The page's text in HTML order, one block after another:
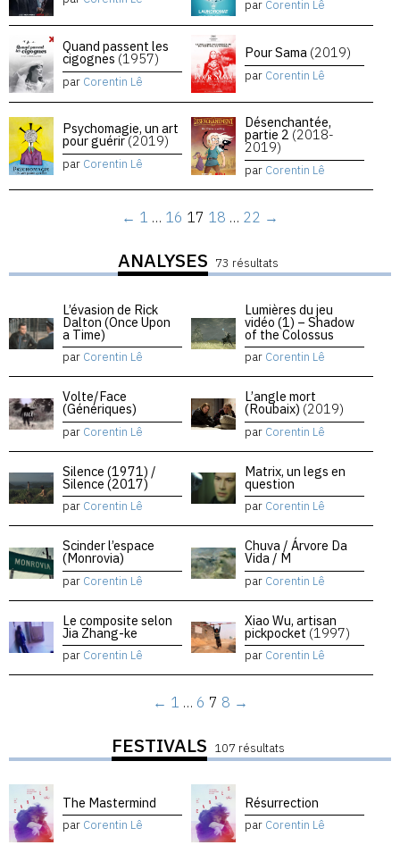
par Corentin Lê
Quand passent les
cigognes (1957)
par Corentin Lê
Pour Sama (2019)
par Corentin Lê
Psychomagie, un art
pour guérir(2019)
par Corentin Lê
Désenchantée,
partie 2 (2018-
2019)
par Corentin Lê
← 1 … 16 17 18 … 22 →
ANALYSES 73 résultats
L’évasion de Rick
Dalton (Once Upon
a Time)
par Corentin Lê
Lumières du jeu
vidéo (1) – Shadow
of the Colossus
par Corentin Lê
Volte/Face
(Génériques)
par Corentin Lê
L’angle mort
(Roubaix) (2019)
par Corentin Lê
Silence (1971) /
Silence (2017)
par Corentin Lê
Matrix, un legs en
question
par Corentin Lê
Scinder l’espace
(Monrovia)
par Corentin Lê
Chuva / Árvore Da
Vida / M
par Corentin Lê
Le composite selon
Jia Zhang-ke
par Corentin Lê
Xiao Wu, artisan
pickpocket (1997)
par Corentin Lê
← 1 … 6 7 8 →
FESTIVALS 107 résultats
The Mastermind
par Corentin Lê
Résurrection
par Corentin Lê